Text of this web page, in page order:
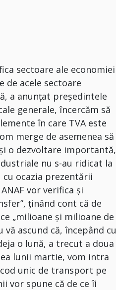
sectoare ale economiei
acele sectoare
a anunţat preşedintele
generale, încercăm să
în care TVA este
merge de asemenea să
o dezvoltare importantă,
nu s-au ridicat la
cu ocazia prezentării
vor verifica şi
ţinând cont că de
„milioane şi milioane de
ascund că, începând cu
o lună, a trecut a doua
lunii martie, vom intra
unic de transport pe
vor spune că de ce îi